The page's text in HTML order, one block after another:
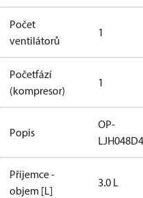
Počet
ventilátorů
1
Početfází
(kompresor)
1
Popis
OP-
Příjemce -
objem [L]
3.0 L